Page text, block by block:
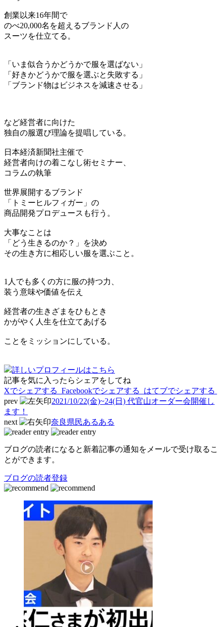
創業以来16年間で
のべ20,000名を超えるブランド人の
スーツを仕立てる。
「いま似合うかどうかで服を選ばない」
「好きかどうかで服を選ぶと失敗する」
「ブランド物はビジネスを減速させる」
など経営者に向けた
独自の服選び理論を提唱している。
日本経済新聞社主催で
経営者向けの着こなし術セミナー、
コラムの執筆
世界展開するブランド
「トミーヒルフィガー」の
商品開発プロデュースも行う。
大事なことは
「どう生きるのか？」を決め
その生き方に相応しい服を選ぶこと。
1人でも多くの方に服の持つ力、
装う意味や価値を伝え
経営者の生きざまをひもとき
かがやく人生を仕立てあげる
ことをミッションにしている。
詳しいプロフィールはこちら
記事を気に入ったらシェアをしてね
Xでシェアする Facebookでシェアする
はてブでシェアする
prev
2021/10/22(金)~24(日) 代官山オーダー会開催し
ます！
next
奈良県民あるある
ブログの読者になると新着記事の通知をメールで受け取るこ
とができます。
ブログの読者登録